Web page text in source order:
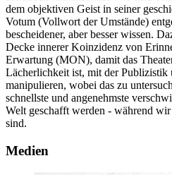
dem objektiven Geist in seiner
Votum (Vollwort der Umstände)
bescheidener, aber besser wissen.
Decke innerer Koinzidenz von
Erwartung (MON), damit das
Lächerlichkeit ist, mit der Publizistik
manipulieren, wobei das zu
schnellste und angenehmste
Welt geschafft werden - während
sind.
Medien